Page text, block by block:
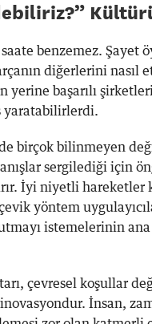
benzemez. Şayet
diğerlerini nasıl
yerine başarılı
yaratabilirlerdi.
birçok bilinmeyen
sergilediği için
İyi niyetli hareketler
yöntem
istemelerinin
çevresel koşullar
İnsan,